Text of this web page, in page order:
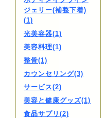
ジェリー(補整下着)
(1)
光美容器(1)
美容料理(1)
整骨(1)
カウンセリング(3)
サービス(2)
美容と健康グッズ(1)
食品サプリ(2)